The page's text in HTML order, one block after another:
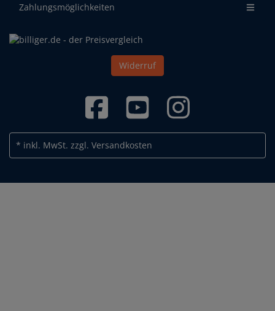
Zahlungsmöglichkeiten
Widerruf
* inkl. MwSt. zzgl. Versandkosten